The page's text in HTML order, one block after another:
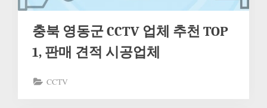
충북 영동군 CCTV 업체 추천 TOP
1, 판매 견적 시공업체
CCTV